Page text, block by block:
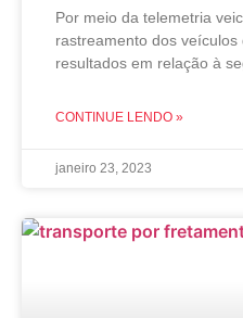
Por meio da telemetria
rastreamento dos
resultados em relação à
CONTINUE LENDO »
janeiro 23, 2023